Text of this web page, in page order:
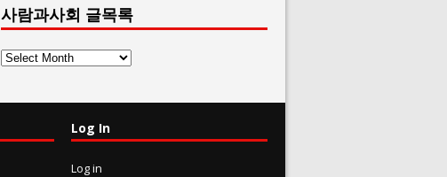
사람과사회 글목록
사
Log In
Log in